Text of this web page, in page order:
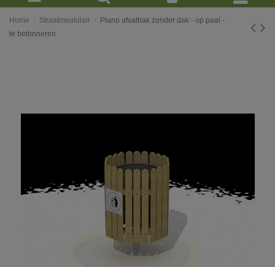
Home Straatmeubilair
Plano afvalbak zonder dak - op paal -
te betonneren